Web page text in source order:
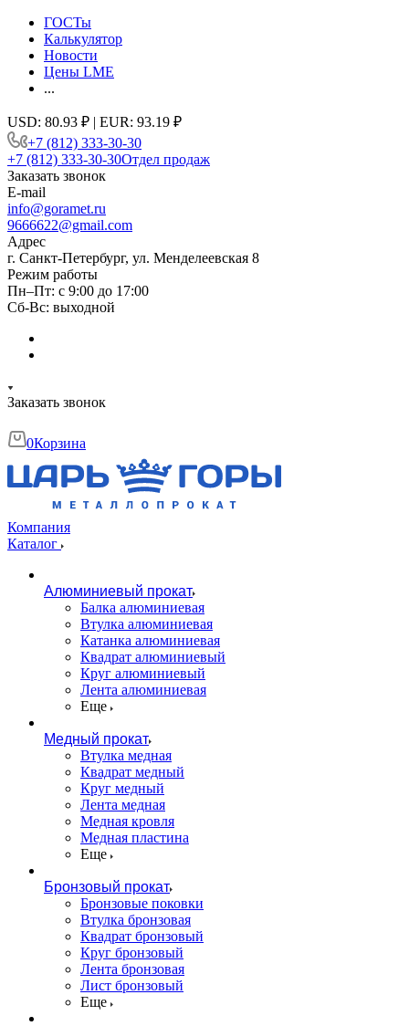
ГОСТы
Калькулятор
Новости
Цены LME
...
USD: 80.93 ₽ | EUR: 93.19 ₽
+7 (812) 333-30-30
+7 (812) 333-30-30Отдел продаж
Заказать звонок
E-mail
info@goramet.ru
9666622@gmail.com
Адрес
г. Санкт-Петербург, ул. Менделеевская 8
Режим работы
Пн–Пт: с 9:00 до 17:00
Сб-Вс: выходной
Заказать звонок
0Корзина
Компания
Каталог
Алюминиевый прокат
Балка алюминиевая
Втулка алюминиевая
Катанка алюминиевая
Квадрат алюминиевый
Круг алюминиевый
Лента алюминиевая
Еще
Медный прокат
Втулка медная
Квадрат медный
Круг медный
Лента медная
Медная кровля
Медная пластина
Еще
Бронзовый прокат
Бронзовые поковки
Втулка бронзовая
Квадрат бронзовый
Круг бронзовый
Лента бронзовая
Лист бронзовый
Еще